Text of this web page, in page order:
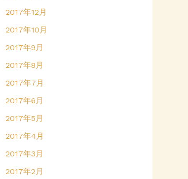
2017年12月
2017年10月
2017年9月
2017年8月
2017年7月
2017年6月
2017年5月
2017年4月
2017年3月
2017年2月